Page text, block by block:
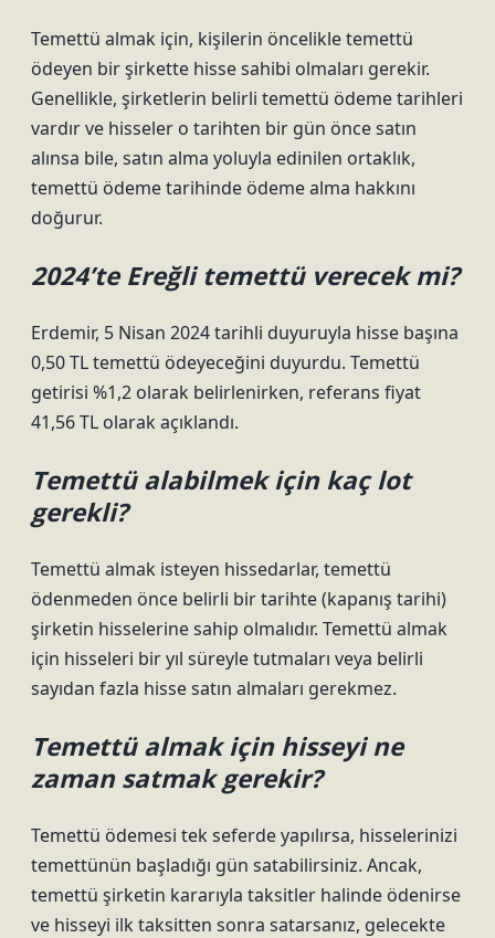
Temettü almak için, kişilerin öncelikle temettü
ödeyen bir şirkette hisse sahibi olmaları gerekir.
Genellikle, şirketlerin belirli temettü ödeme tarihleri
​​vardır ve hisseler o tarihten bir gün önce satın
alınsa bile, satın alma yoluyla edinilen ortaklık,
temettü ödeme tarihinde ödeme alma hakkını
doğurur.
2024’te Ereğli temettü verecek mi?
Erdemir, 5 Nisan 2024 tarihli duyuruyla hisse başına
0,50 TL temettü ödeyeceğini duyurdu. Temettü
getirisi %1,2 olarak belirlenirken, referans fiyat
41,56 TL olarak açıklandı.
Temettü alabilmek için kaç lot
gerekli?
Temettü almak isteyen hissedarlar, temettü
ödenmeden önce belirli bir tarihte (kapanış tarihi)
şirketin hisselerine sahip olmalıdır. Temettü almak
için hisseleri bir yıl süreyle tutmaları veya belirli
sayıdan fazla hisse satın almaları gerekmez.
Temettü almak için hisseyi ne
zaman satmak gerekir?
Temettü ödemesi tek seferde yapılırsa, hisselerinizi
temettünün başladığı gün satabilirsiniz. Ancak,
temettü şirketin kararıyla taksitler halinde ödenirse
ve hisseyi ilk taksitten sonra satarsanız, gelecekte